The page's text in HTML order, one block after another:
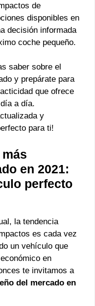
de
disponibles en
decisión informada
coche pequeño.
saber sobre el
y prepárate para
que ofrece
a día.
y
para ti!
en 2021:
perfecto
la tendencia
es cada vez
un vehículo que
en
te invitamos a
del mercado en